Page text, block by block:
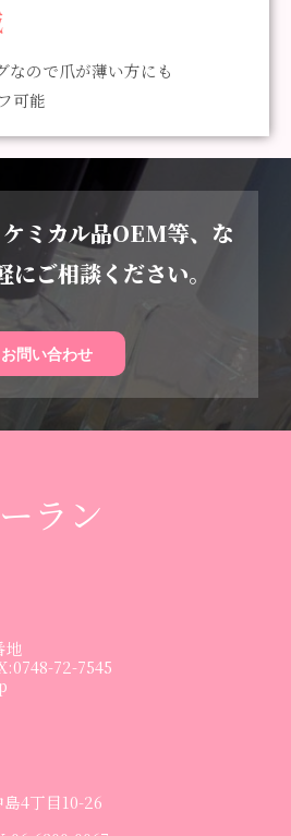
なので爪が薄い方にも
可能
ミカル品OEM等、な
にご相談ください。
お問い合わせ
ラン
地
72-7545
4丁目10-26